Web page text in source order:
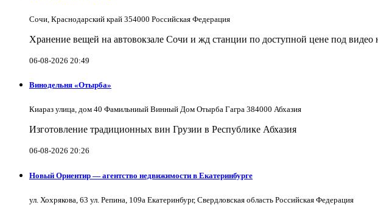
Сочи, Краснодарский край 354000 Российская Федерация
Хранение вещей на автовокзале Сочи и жд станции по доступной цене под видео
06-08-2026 20:49
Винодельня «Отырба»
Киараз улица, дом 40 Фамильниый Винный Дом Отырба Гагра 384000 Абхазия
Изготовление традиционных вин Грузии в Республике Абхазия
06-08-2026 20:26
Новый Ориентир — агентство недвижимости в Екатеринбурге
ул. Хохрякова, 63 ул. Репина, 109a Екатеринбург, Свердловская область Российская Федерация